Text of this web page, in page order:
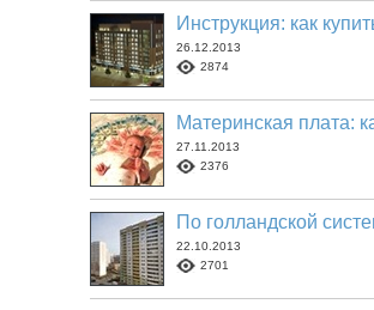
Инструкция: как
26.12.2013
2874
Материнская плата:
27.11.2013
2376
По голландской
22.10.2013
2701